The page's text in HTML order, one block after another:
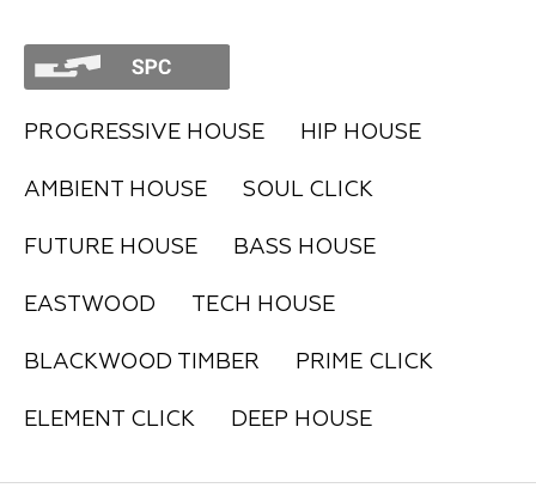
PROGRESSIVE HOUSE HIP HOUSE
AMBIENT HOUSE SOUL CLICK
FUTURE HOUSE BASS HOUSE
EASTWOOD TECH HOUSE
BLACKWOOD TIMBER PRIME CLICK
ELEMENT CLICK DEEP HOUSE